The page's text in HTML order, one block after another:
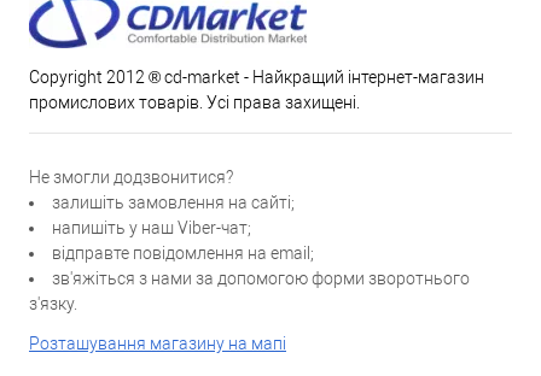
Copyright 2012 ® cd-market - Найкращий інтернет-магазин
промислових товарів. Усі права захищені.
Не змогли додзвонитися?
залишіть замовлення на сайті;
напишіть у наш Viber-чат;
відправте повідомлення на email;
зв'яжіться з нами за допомогою форми зворотнього
з'язку.
Розташування магазину на мапі